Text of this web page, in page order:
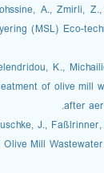
A., Zmirli,
(MSL) Eco-
K.,
of olive mill
after
J.,
Mill